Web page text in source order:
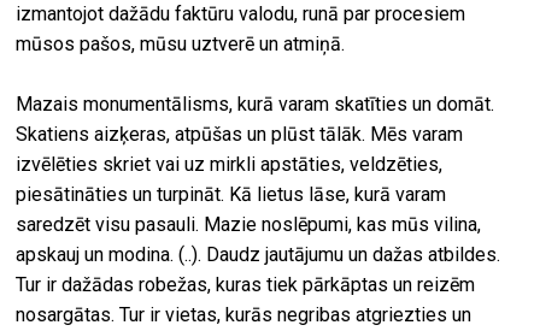
izmantojot dažādu faktūru valodu, runā par procesiem
mūsos pašos, mūsu uztverē un atmiņā.
Mazais monumentālisms, kurā varam skatīties un domāt.
Skatiens aizķeras, atpūšas un plūst tālāk. Mēs varam
izvēlēties skriet vai uz mirkli apstāties, veldzēties,
piesātināties un turpināt. Kā lietus lāse, kurā varam
saredzēt visu pasauli. Mazie noslēpumi, kas mūs vilina,
apskauj un modina. (..). Daudz jautājumu un dažas atbildes.
Tur ir dažādas robežas, kuras tiek pārkāptas un reizēm
nosargātas. Tur ir vietas, kurās negribas atgriezties un